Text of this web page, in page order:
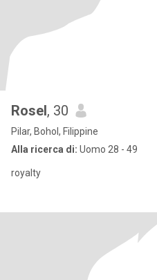
Rosel, 30
Pilar, Bohol, Filippine
Alla ricerca di: Uomo 28 - 49
royalty